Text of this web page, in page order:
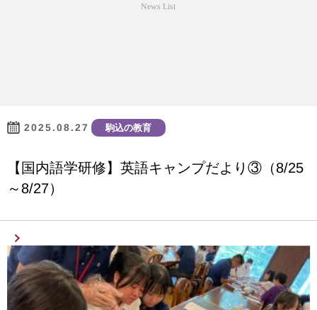
News List
2025.08.27 駒込の教育
【国内語学研修】英語キャンプだより③（8/25
～8/27）